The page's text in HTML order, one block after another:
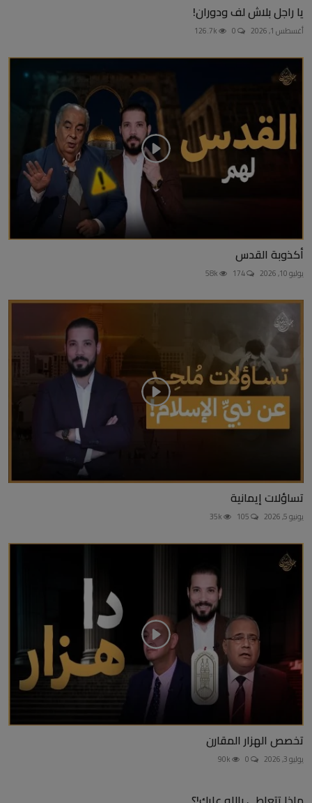
يا راجل بلاش لف ودوران!
أغسطس 1, 2026
أكذوبة القدس
يوليو 10, 2026
تساؤلات إيمانية
يونيو 5, 2026
تخصص الهزار المقارن
يوليو 3, 2026